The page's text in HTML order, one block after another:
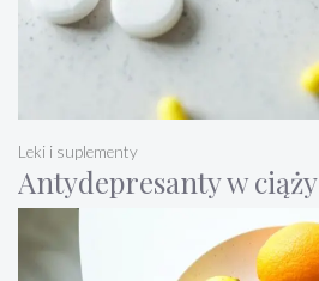
Antydepresanty w ciąży
Leki i suplementy